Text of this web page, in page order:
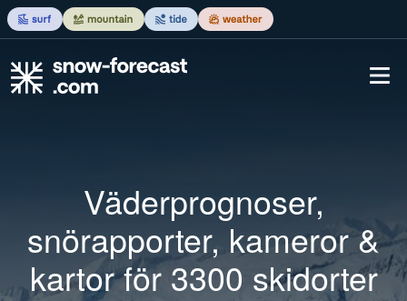
Väderprognoser,
snörapporter, kameror &
kartor för 3300 skidorter